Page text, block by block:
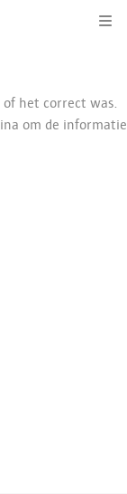
of het correct was.
om de informatie